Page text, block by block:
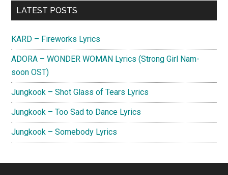
–
想
犯
詞
Primary
LATEST POSTS
KARD – Fireworks Lyrics
ADORA – WONDER WOMAN Lyrics (Strong Girl Nam-
soon OST)
Jungkook – Shot Glass of Tears Lyrics
Jungkook – Too Sad to Dance Lyrics
Jungkook – Somebody Lyrics